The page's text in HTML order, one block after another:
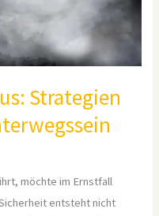
Strategien
möchte im Ernstfall
entsteht nicht